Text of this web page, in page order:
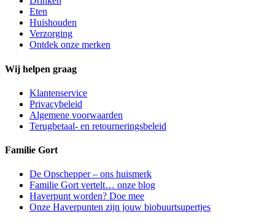
Eten
Huishouden
Verzorging
Ontdek onze merken
Wij helpen graag
Klantenservice
Privacybeleid
Algemene voorwaarden
Terugbetaal- en retourneringsbeleid
Familie Gort
De Opschepper – ons huismerk
Familie Gort vertelt… onze blog
Haverpunt worden? Doe mee
Onze Haverpunten zijn jouw biobuurtsupertjes